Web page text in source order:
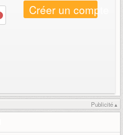
Créer un compte
Publicité ▴